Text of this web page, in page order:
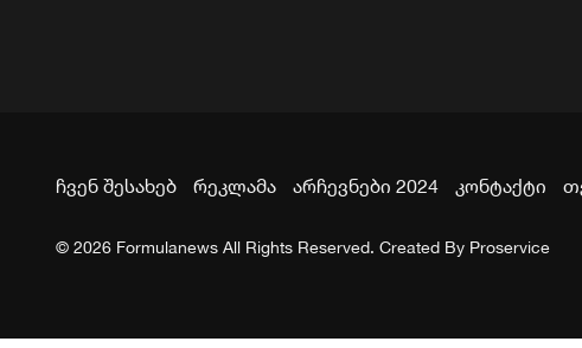
ჩვენ შესახებ რეკლამა არჩევნები 2024 კონტაქტი
© 2026 Formulanews All Rights Reserved. Created By Proservice